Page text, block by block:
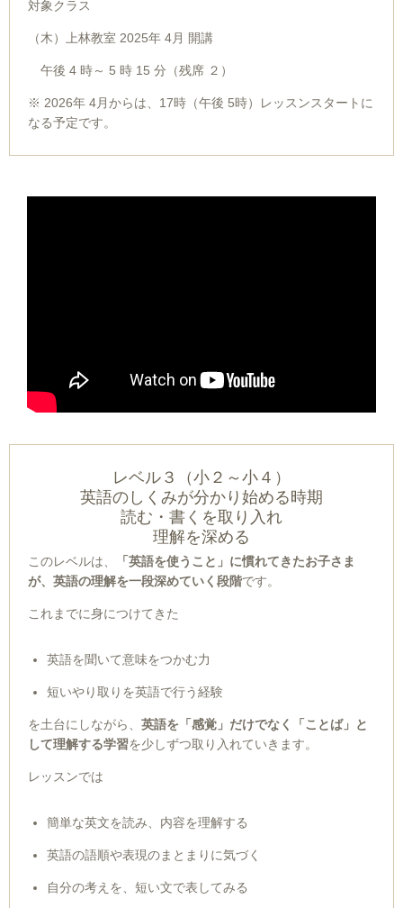
対象クラス
（木）上林教室 2025年 4月 開講
午後 4 時～ 5 時 15 分（残席 ２）
※ 2026年 4月からは、17時（午後 5時）レッスンスタートに
なる予定です。
レベル３（小２～小４）
英語のしくみが分かり始める時期
読む・書くを取り入れ
理解を深める
このレベルは、
「英語を使うこと」に慣れてきたお子さま
が、英語の理解を一段深めていく段階です。
これまでに身につけてきた
英語を聞いて意味をつかむ力
短いやり取りを英語で行う経験
を土台にしながら、 英語を「感覚」だけでなく「ことば」と
して理解する学習を少しずつ取り入れていきます。
レッスンでは
簡単な英文を読み、内容を理解する
英語の語順や表現のまとまりに気づく
自分の考えを、短い文で表してみる